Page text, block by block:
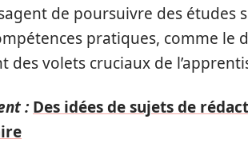
de poursuivre des études
pratiques, comme le
des volets cruciaux de
: Des idées de sujets de